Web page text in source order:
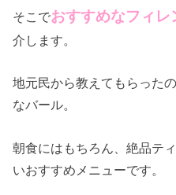
そこでおすすめなフィ
介します。
地元民から教えてもらった
なバール。
朝食にはもちろん、絶品テ
いおすすめメニューです。